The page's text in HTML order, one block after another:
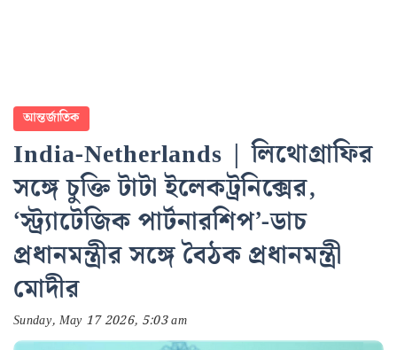
আন্তর্জাতিক
India-Netherlands | লিথোগ্রাফির
সঙ্গে চুক্তি টাটা ইলেকট্রনিক্সের,
‘স্ট্র্যাটেজিক পার্টনারশিপ’-ডাচ
প্রধানমন্ত্রীর সঙ্গে বৈঠক প্রধানমন্ত্রী
মোদীর
Sunday, May 17 2026, 5:03 am